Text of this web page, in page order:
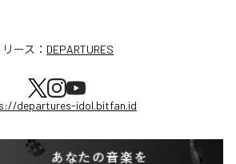
ース： DEPARTURES
departures-idol.bitfan.id